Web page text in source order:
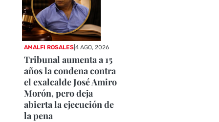
AMALFI ROSALES |4 AGO, 2026
Tribunal aumenta a 15
años la condena contra
el exalcalde José Amiro
Morón, pero deja
abierta la ejecución de
la pena